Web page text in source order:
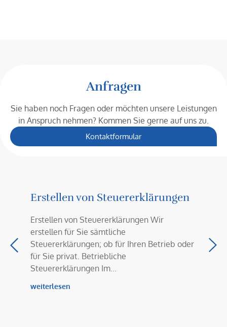
Anfragen
Sie haben noch Fragen oder möchten unsere Leistungen
in Anspruch nehmen? Kommen Sie gerne auf uns zu.
Kontaktformular
in
Erstellen von Steuererklärungen
Erstellen von Steuererklärungen Wir
erstellen für Sie sämtliche
Steuererklärungen; ob für Ihren Betrieb oder
für Sie privat. Betriebliche
Steuererklärungen Im...
weiterlesen